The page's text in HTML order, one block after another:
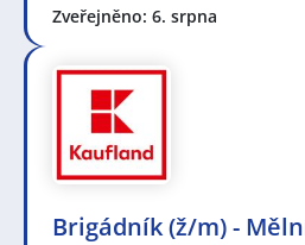
Zveřejněno: 6. srpna
Brigádník (ž/m) -